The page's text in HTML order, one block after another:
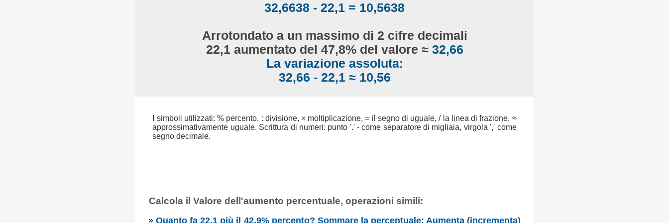
32,6638 - 22,1 = 10,5638
Arrotondato a un massimo di 2 cifre decimali
22,1 aumentato del 47,8% del valore ≈ 32,66
La variazione assoluta:
32,66 - 22,1 ≈ 10,56
I simboli utilizzati: % percento, : divisione, × moltiplicazione, = il segno di uguale, / la linea di frazione, ≈
approssimativamente uguale. Scrittura di numeri: punto '.' - come separatore di migliaia, virgola ',' come
segno decimale.
Calcola il Valore dell'aumento percentuale, operazioni simili:
» Quanto fa 22,1 più il 42,9% percento? Sommare la percentuale: Aumenta (incrementa)